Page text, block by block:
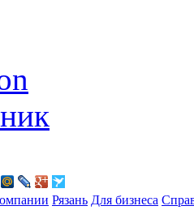
Рязань Для бизнеса